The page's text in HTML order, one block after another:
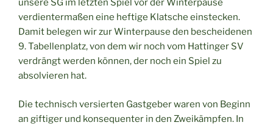
unsere SG im letzten Spiel vor der Winterpause
verdientermaßen eine heftige Klatsche einstecken.
Damit belegen wir zur Winterpause den bescheidenen
9. Tabellenplatz, von dem wir noch vom Hattinger SV
verdrängt werden können, der noch ein Spiel zu
absolvieren hat.
Die technisch versierten Gastgeber waren von Beginn
an giftiger und konsequenter in den Zweikämpfen. In